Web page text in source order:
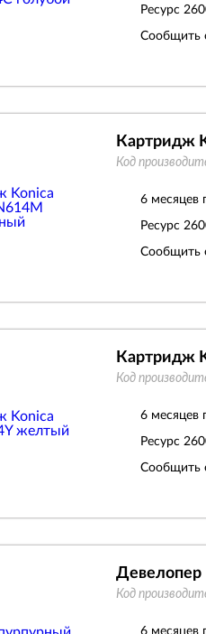
Ресурс
Сообщить
Картридж
Код
6 месяцев
Ресурс
Сообщить
Картридж
Код
6 месяцев
Ресурс
Сообщить
Девелопер
Код
6 месяцев